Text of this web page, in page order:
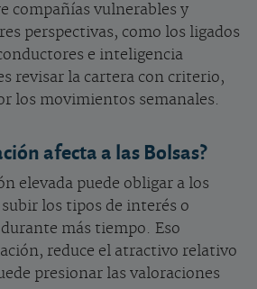
compañías vulnerables y
perspectivas, como los ligados
e inteligencia
revisar la cartera con criterio,
los movimientos semanales.
afecta a las Bolsas?
elevada puede obligar a los
los tipos de interés o
más tiempo. Eso
reduce el atractivo relativo
presionar las valoraciones